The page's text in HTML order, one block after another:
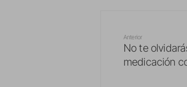
Anterior
No te
medicación